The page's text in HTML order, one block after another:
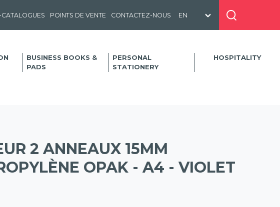
CATALOGUES POINTS DE VENTE CONTACTEZ-NOUS
BUSINESS BOOKS &
PADS
PERSONAL
STATIONERY
HOSPITALITY
2 ANNEAUX 15MM
OPAK - A4 - VIOLET